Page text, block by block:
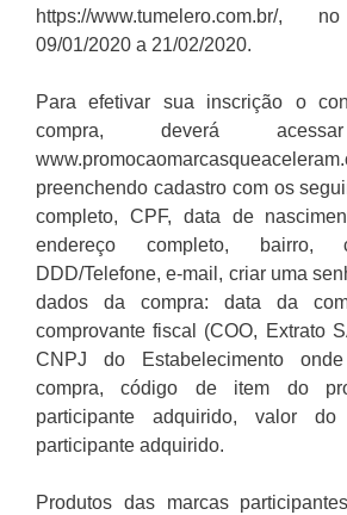
https://
09/01/2020 a 21/02/2020.
Para efetivar sua inscrição o
compra, deverá
preenchendo cadastro com os
completo, CPF, data de
endereço completo, bairro,
DDD/Telefone, e-mail, criar uma
dados da compra: data da
comprovante fiscal (COO, Extrato
CNPJ do Estabelecimento
compra, código de item do
participante adquirido, valor
participante adquirido.
Produtos das marcas